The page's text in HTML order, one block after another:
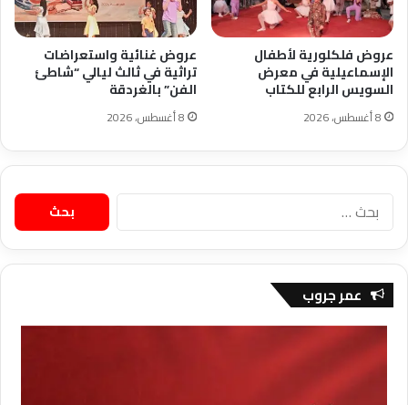
عروض فلكلورية لأطفال
الإسماعيلية في معرض
السويس الرابع للكتاب
8 أغسطس، 2026
عروض غنائية واستعراضات
تراثية في ثالث ليالي “شاطئ
الفن” بالغردقة
8 أغسطس، 2026
البحث
عن:
عمر جروب